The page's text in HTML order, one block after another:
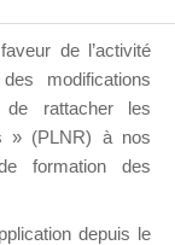
de l’activité
modifications
de rattacher les
» (PLNR) à nos
formation des
depuis le